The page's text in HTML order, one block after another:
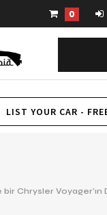
0
LIST YOUR CAR -
bir Chrysler Voyager’ın